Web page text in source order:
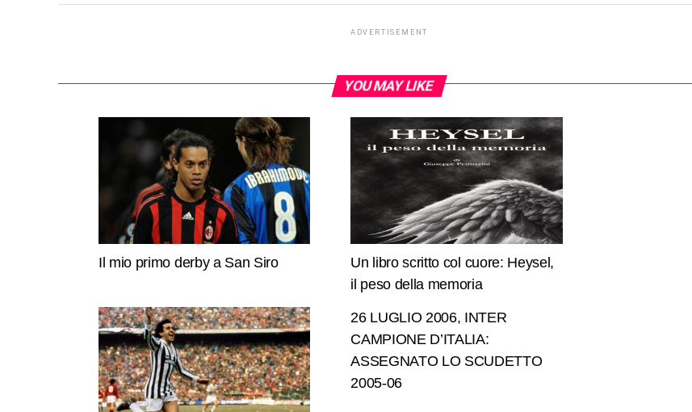
ADVERTISEMENT
YOU MAY LIKE
Il mio primo derby a San Siro
Un libro scritto col cuore: Heysel,
il peso della memoria
26 LUGLIO 2006, INTER
CAMPIONE D’ITALIA:
ASSEGNATO LO SCUDETTO
2005-06